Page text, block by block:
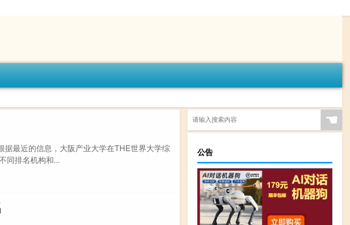
最近的信息，大阪产业大学在THE世界大学综
同排名机构和...
☚
公告